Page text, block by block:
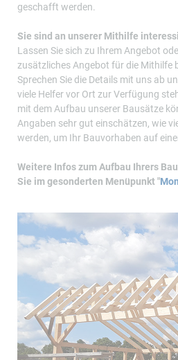
geschafft werden.
Sie sind an unserer Mithilfe
Lassen Sie sich zu Ihrem Angebot
zusätzliches Angebot für die Mithilfe
Sprechen Sie die Details mit uns ab
viele Helfer vor Ort zur Verfügung
mit dem Aufbau unserer Bausätze
Angaben sehr gut einschätzen, wie
werden, um Ihr Bauvorhaben auf
Weitere Infos zum Aufbau Ihrers
Sie im gesonderten Menüpunkt "